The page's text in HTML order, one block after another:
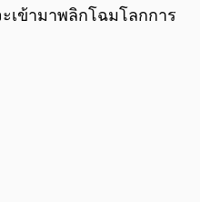
เข้ามาพลิกโฉมโลกการ